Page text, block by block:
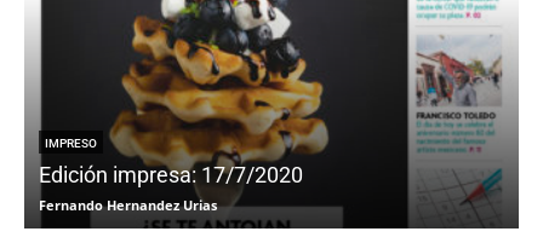
IMPRESO
Edición impresa: 17/7/2020
Fernando Hernandez Urias